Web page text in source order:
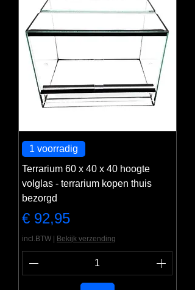
1 voorradig
Terrarium 60 x 40 x 40 hoogte
volglas - terrarium kopen thuis
bezorgd
Prijs
€ 92,95
incl.BTW Bekijk verzending